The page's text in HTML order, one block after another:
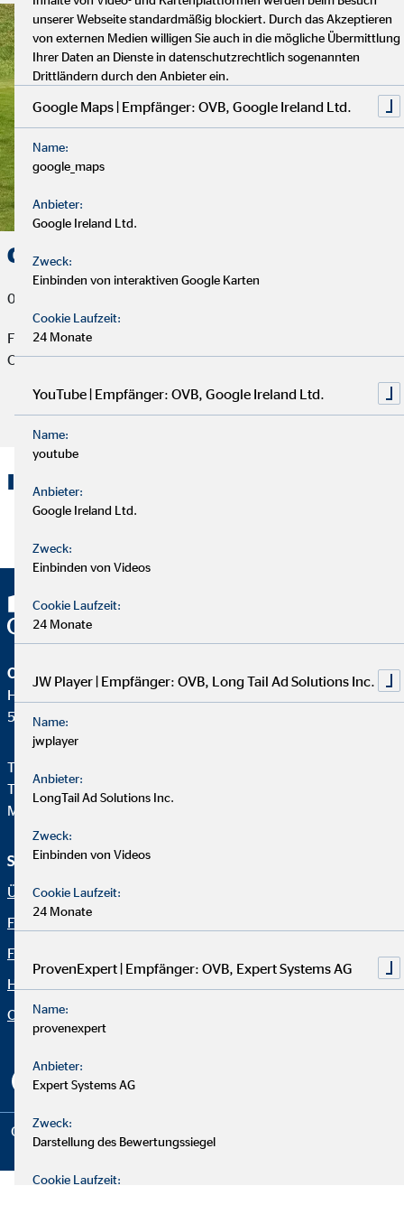
Grün statt Beton
08. Juni 2018
Für die Neugestaltung des Schulhofes der Grundschule in
Ottbergen spendet das OVB Hilfswerk 500,00 Euro.
Artikel lesen
Interessante Links:
OVB Vermögensberatung AG
Heumarkt 1
50667 Köln
Telefon:
Telefax: +49 221 2015-264
Mail:
info@hv.ovb.de
Service und Informationen
Über OVB
Finanzlösungen
Finanzratgeber
Häufige Fragen
Organization: "Fakten OVB"
Copyright © 2026 by OVB Vermögensberatung AG | All Rights
Reserved
unserer Webseite standardmäßig blockiert. Durch das Akzeptieren
von externen Medien willigen Sie auch in die mögliche Übermittlung
Ihrer Daten an Dienste in datenschutzrechtlich sogenannten
Drittländern durch den Anbieter ein.
Google Maps | Empfänger: OVB, Google Ireland Ltd.
Name:
google_maps
Anbieter:
Google Ireland Ltd.
Zweck:
Einbinden von interaktiven Google Karten
Cookie Laufzeit:
24 Monate
YouTube | Empfänger: OVB, Google Ireland Ltd.
Name:
youtube
Anbieter:
Google Ireland Ltd.
Zweck:
Einbinden von Videos
Cookie Laufzeit:
24 Monate
JW Player | Empfänger: OVB, Long Tail Ad Solutions Inc.
Name:
jwplayer
Anbieter:
LongTail Ad Solutions Inc.
Zweck:
Einbinden von Videos
Cookie Laufzeit:
24 Monate
ProvenExpert | Empfänger: OVB, Expert Systems AG
Name:
provenexpert
Anbieter:
Expert Systems AG
Zweck:
Darstellung des Bewertungssiegel
Cookie Laufzeit: